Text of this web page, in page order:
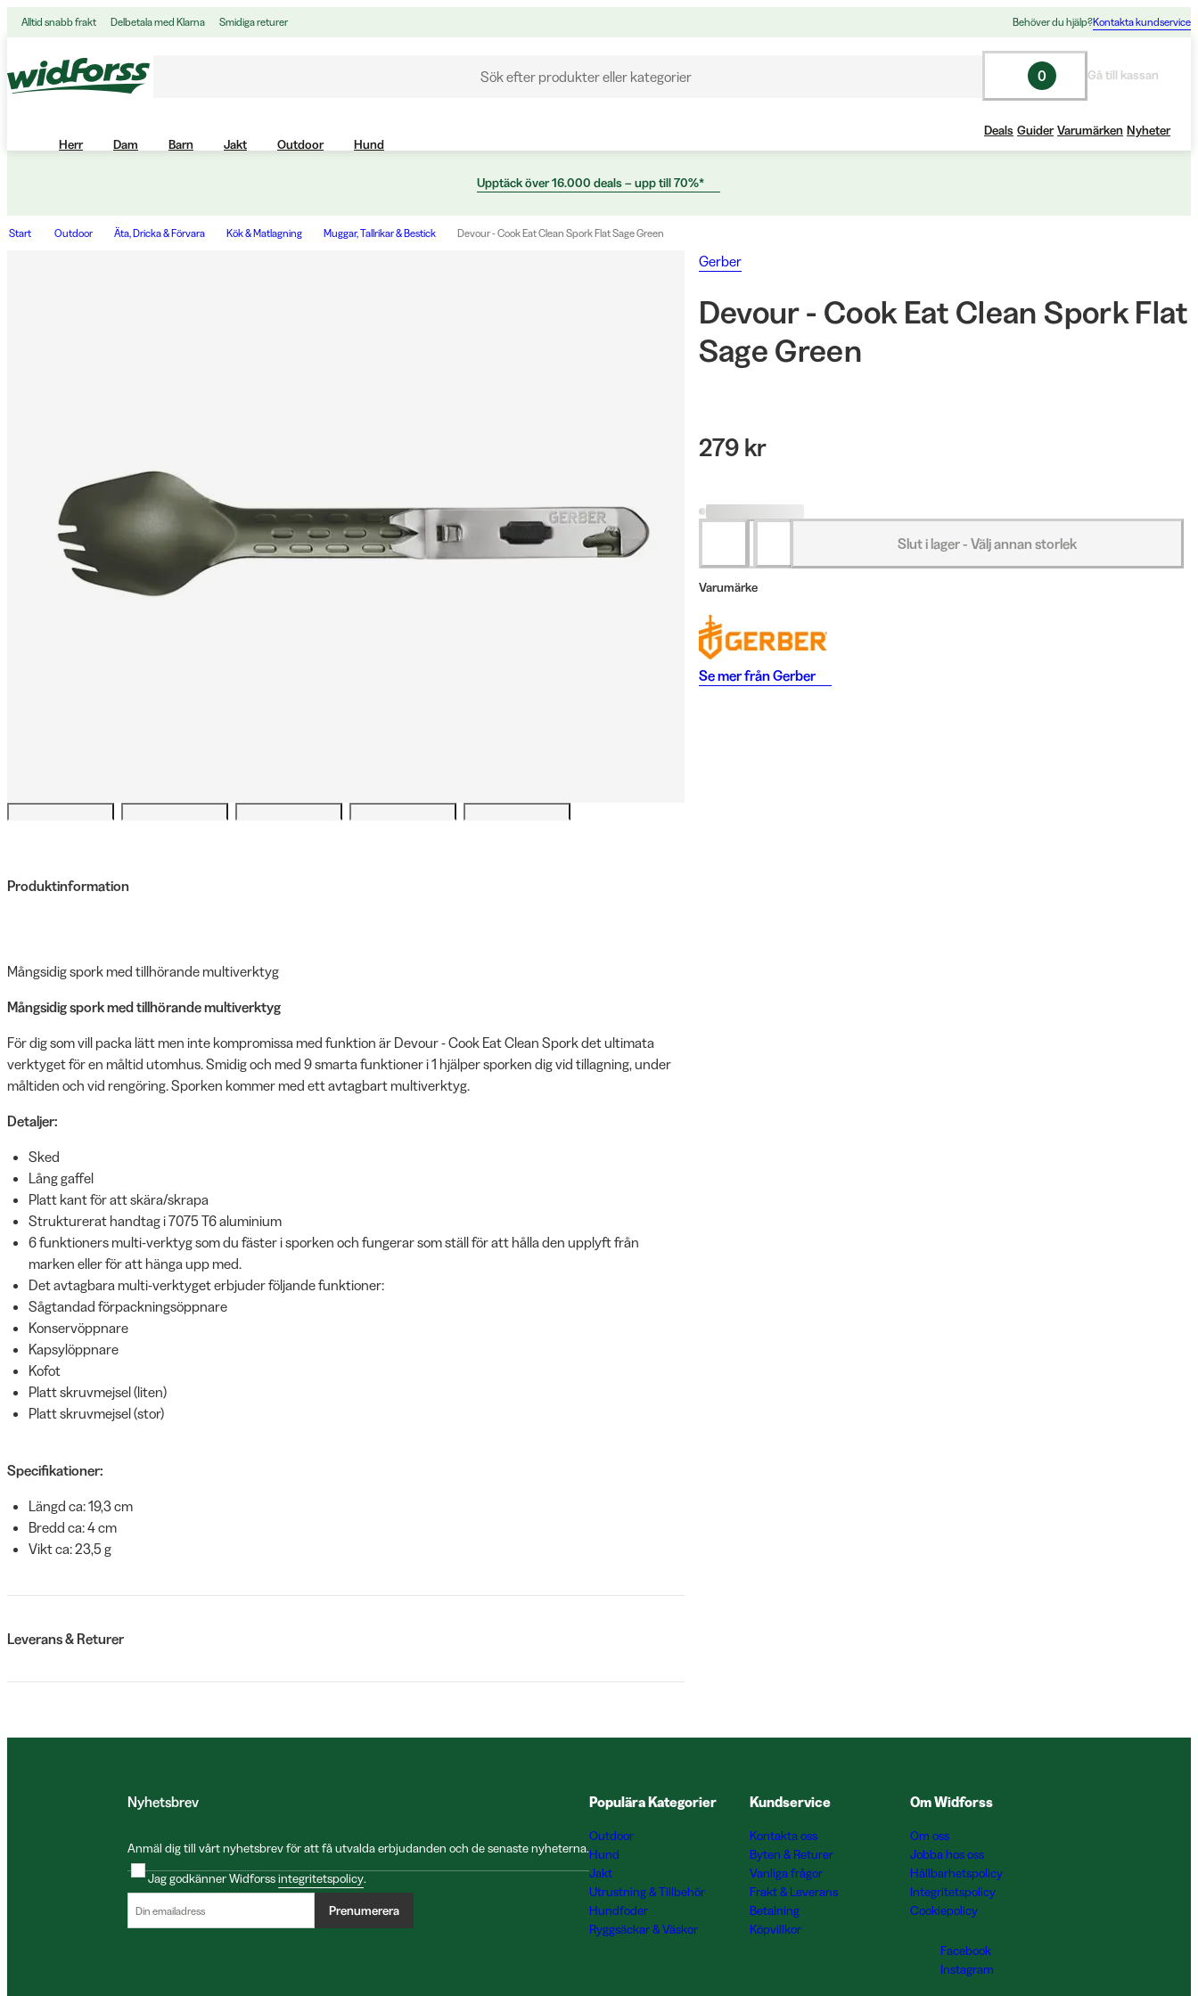
Alltid snabb frakt Delbetala med Klarna Smidiga returer Behöver du hjälp?Kontakta kundservice
Sök efter produkter eller kategorier 0 Gå till kassan
Herr Dam Barn Jakt Outdoor Hund
Deals Guider Varumärken Nyheter
Upptäck över 16.000 deals – upp till 70%*
Start Outdoor Äta, Dricka & Förvara Kök & Matlagning Muggar, Tallrikar & Bestick Devour - Cook Eat Clean Spork Flat Sage Green
Produktinformation
Mångsidig spork med tillhörande multiverktyg
Mångsidig spork med tillhörande multiverktyg
För dig som vill packa lätt men inte kompromissa med funktion är Devour - Cook Eat Clean Spork det ultimata
verktyget för en måltid utomhus. Smidig och med 9 smarta funktioner i 1 hjälper sporken dig vid tillagning, under
måltiden och vid rengöring. Sporken kommer med ett avtagbart multiverktyg.
Detaljer:
Sked
Lång gaffel
Platt kant för att skära/skrapa
Strukturerat handtag i 7075 T6 aluminium
6 funktioners multi-verktyg som du fäster i sporken och fungerar som ställ för att hålla den upplyft från
marken eller för att hänga upp med.
Det avtagbara multi-verktyget erbjuder följande funktioner:
Sågtandad förpackningsöppnare
Konservöppnare
Kapsylöppnare
Kofot
Platt skruvmejsel (liten)
Platt skruvmejsel (stor)
Specifikationer:
Längd ca: 19,3 cm
Bredd ca: 4 cm
Vikt ca: 23,5 g
Leverans & Returer
Gerber
Devour - Cook Eat Clean Spork Flat
Sage Green
279 kr
Slut i lager - Välj annan storlek
Varumärke
Se mer frånGerber
Nyhetsbrev
Anmäl dig till vårt nyhetsbrev för att få utvalda erbjudanden och de senaste nyheterna.
Jag godkänner Widforssintegritetspolicy.
Prenumerera
Populära Kategorier
Outdoor
Hund
Jakt
Utrustning & Tillbehör
Hundfoder
Ryggsäckar & Väskor
Kundservice
Kontakta oss
Byten & Returer
Vanliga frågor
Frakt & Leverans
Betalning
Köpvillkor
Om Widforss
Om oss
Jobba hos oss
Hållbarhetspolicy
Integritetspolicy
Cookiepolicy
Facebook
Instagram